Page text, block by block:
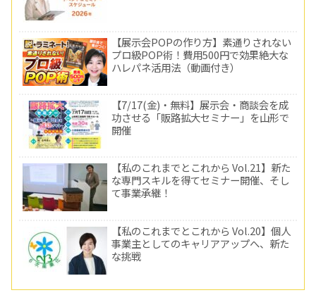
【展示会POPの作り方】素通りされない
プロ級POP術！費用500円で効果絶大な
ハレパネ活用法（動画付き）
【7/17(金)・無料】展示会・商談会を成
功させる「販路拡大セミナー」を山形で
開催
【私のこれまでとこれから Vol.21】新た
な専門スキルを得てセミナー開催、そし
て事業承継！
【私のこれまでとこれから Vol.20】個人
事業主としてのキャリアアップへ、新た
な挑戦